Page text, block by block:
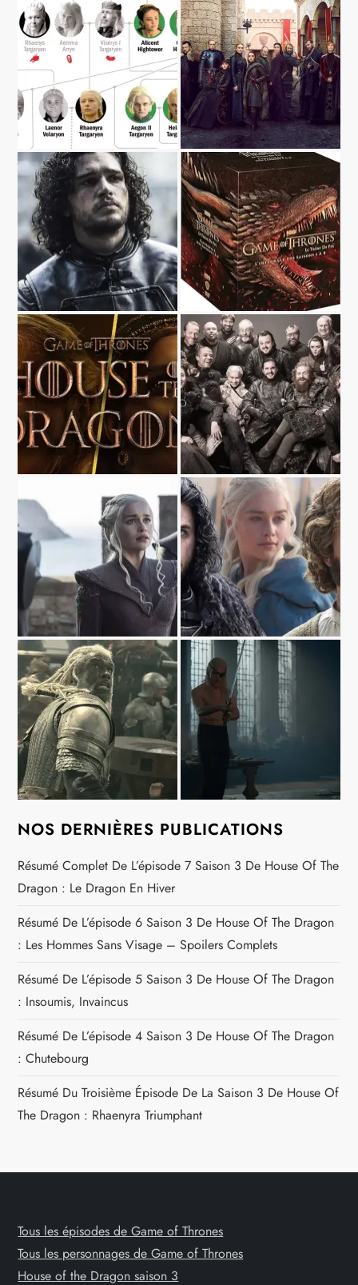
NOS DERNIÈRES PUBLICATIONS
Résumé Complet De L’épisode 7 Saison 3 De House Of The
Dragon : Le Dragon En Hiver
Résumé De L’épisode 6 Saison 3 De House Of The Dragon
: Les Hommes Sans Visage – Spoilers Complets
Résumé De L’épisode 5 Saison 3 De House Of The Dragon
: Insoumis, Invaincus
Résumé De L’épisode 4 Saison 3 De House Of The Dragon
: Chutebourg
Résumé Du Troisième Épisode De La Saison 3 De House Of
The Dragon : Rhaenyra Triumphant
Tous les épisodes de Game of Thrones
Tous les personnages de Game of Thrones
House of the Dragon saison 3